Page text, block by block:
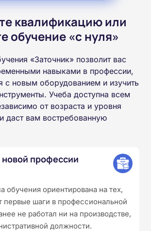
квалификацию или
обучение «с нуля»
«Заточник» позволит вас
навыками в профессии,
с новым оборудованием и изучить
Учеба доступна всем
от возраста и уровня
даст вам востребованную
профессии
обучения ориентирована на тех,
первые шаги в профессиональной
не работал ни на производстве,
должности.